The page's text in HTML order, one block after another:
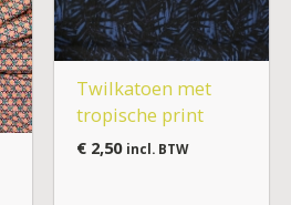
Twilkatoen met
tropische print
€2,50 incl. BTW